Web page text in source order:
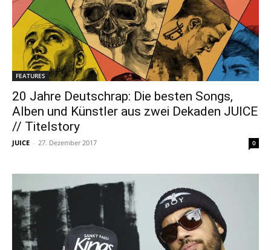
FEATURES
20 Jahre Deutschrap: Die besten Songs,
Alben und Künstler aus zwei Dekaden JUICE
// Titelstory
JUICE - 27. Dezember 2017 0